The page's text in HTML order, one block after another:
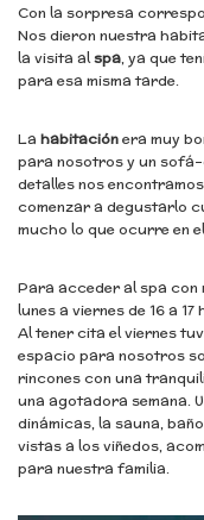
Con la sorpresa
Nos dieron nuestra
la visita alspa, ya que
para esa misma tarde.
La habitaciónera muy
para nosotros y un
detalles nos
comenzar a degustarlo
mucho lo que ocurre en
Para acceder al spa con
lunes a viernes de 16 a
Al tener cita el viernes
espacio para nosotros
rincones con una
una agotadora semana.
dinámicas, la sauna,
vistas a los viñedos,
para nuestra familia.